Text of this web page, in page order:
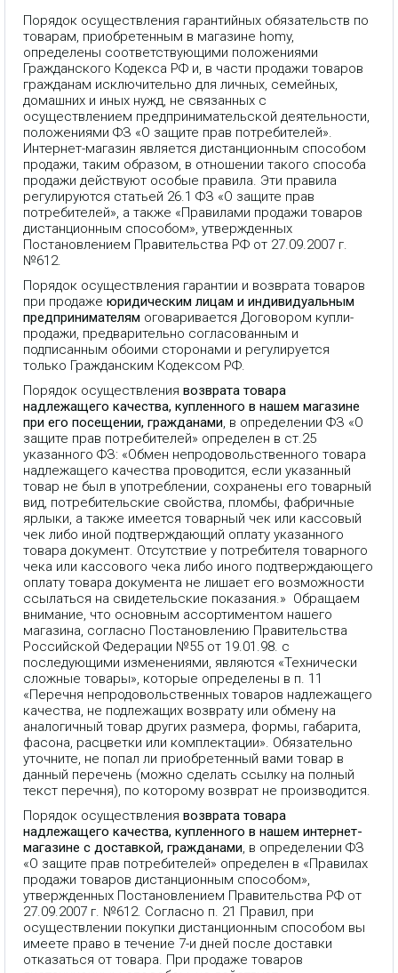
Порядок осуществления гарантийных обязательств по
товарам, приобретенным в магазине homy,
определены соответствующими положениями
Гражданского Кодекса РФ и, в части продажи товаров
гражданам исключительно для личных, семейных,
домашних и иных нужд, не связанных с
осуществлением предпринимательской деятельности,
положениями ФЗ «О защите прав потребителей».
Интернет-магазин является дистанционным способом
продажи, таким образом, в отношении такого способа
продажи действуют особые правила. Эти правила
регулируются статьей 26.1 ФЗ «О защите прав
потребителей», а также «Правилами продажи товаров
дистанционным способом», утвержденных
Постановлением Правительства РФ от 27.09.2007 г.
№612.
Порядок осуществления гарантии и возврата товаров
при продаже юридическим лицам и индивидуальным
предпринимателям оговаривается Договором купли-
продажи, предварительно согласованным и
подписанным обоими сторонами и регулируется
только Гражданским Кодексом РФ.
Порядок осуществления возврата товара
надлежащего качества, купленного в нашем магазине
при его посещении, гражданами , в определении ФЗ «О
защите прав потребителей» определен в ст.25
указанного ФЗ: «Обмен непродовольственного товара
надлежащего качества проводится, если указанный
товар не был в употреблении, сохранены его товарный
вид, потребительские свойства, пломбы, фабричные
ярлыки, а также имеется товарный чек или кассовый
чек либо иной подтверждающий оплату указанного
товара документ. Отсутствие у потребителя товарного
чека или кассового чека либо иного подтверждающего
оплату товара документа не лишает его возможности
ссылаться на свидетельские показания.» Обращаем
внимание, что основным ассортиментом нашего
магазина, согласно Постановлению Правительства
Российской Федерации №55 от 19.01.98. с
последующими изменениями, являются «Технически
сложные товары», которые определены в п. 11
«Перечня непродовольственных товаров надлежащего
качества, не подлежащих возврату или обмену на
аналогичный товар других размера, формы, габарита,
фасона, расцветки или комплектации». Обязательно
уточните, не попал ли приобретенный вами товар в
данный перечень (можно сделать ссылку на полный
текст перечня), по которому возврат не производится.
Порядок осуществления возврата товара
надлежащего качества, купленного в нашем интернет-
магазине с доставкой, гражданами , в определении ФЗ
«О защите прав потребителей» определен в «Правилах
продажи товаров дистанционным способом»,
утвержденных Постановлением Правительства РФ от
27.09.2007 г. №612. Согласно п. 21 Правил, при
осуществлении покупки дистанционным способом вы
имеете право в течение 7-и дней после доставки
отказаться от товара. При продаже товаров